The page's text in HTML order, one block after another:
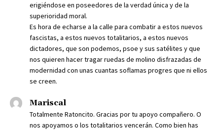
erigiéndose en poseedores de la verdad única y de la
superioridad moral.
Es hora de echarse a la calle para combatir a estos nuevos
fascistas, a estos nuevos totalitarios, a estos nuevos
dictadores, que son podemos, psoe y sus satélites y que
nos quieren hacer tragar ruedas de molino disfrazadas de
modernidad con unas cuantas soflamas progres que ni ellos
se creen.
Mariscal
Totalmente Ratoncito. Gracias por tu apoyo compañero. O
nos apoyamos o los totalitarios vencerán. Como bien has